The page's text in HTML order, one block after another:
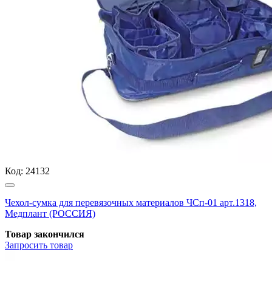
Код: 24132
Чехол-сумка для перевязочных материалов ЧСп-01 арт.1318,
Медплант (РОССИЯ)
Товар закончился
Запросить товар